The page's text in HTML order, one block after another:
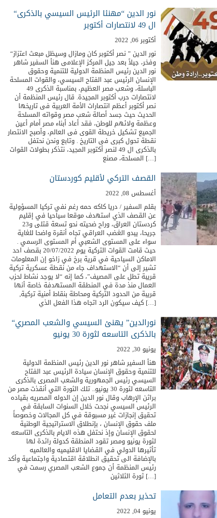
“نور الدين “مهنئا الرئيس السيسي بالذكرى
ال 49 لانتصارات أكتوبر
أكتوبر 06, 2022
“نور الدين ” نصر أكتوبر كان ومازال وسيظل مبعث اعتزاز
وفخر، جيلاً بعد جيل المركز الإعلامى هنأ السفير شاهر
نور الدين رئيس المنظمة الدولية للتنمية وحقوق
الإنسان الرئيس عبد الفتاح السيسي، والقوات المسلحة
الباسلة، وشعب مصر العظيم، بمناسبة الذكرى 49
لانتصارات حرب أكتوبر المجيدة. قال رئيس المنظمة أن
نصر أكتوبر أعظم انتصارات الأمة العربية فى تاريخها
الحديث حيث جسد أصالة شعب مصر وقواته المسلحة
وعظمة ولائهم للوطن، فقد أعاد أبناء مصر أمام أعين
الجميع تشكيل خريطة القوى فى العالم، وأصبح الانتصار
نقطة تحول كبرى فى التاريخ . وتابع ونحن نحتفل
بالذكرى ال 49 لنصر أكتوبر المجيد، نتذكر بطولات القوات
المسلحة، مصنع […]
القصف التركي لأقليم كوردستان
أغسطس 08, 2022
بقلم السفير / دريا كاكه حمه رغم نفي تركيا المسؤولية
عن القصف الذي استهدف موقعا سياحيا في إقليم
كردستان العراق، وراح ضحيته نحو تسعة قتلى و23
جريحا، يبدو الغضب العراقي تجاه أنقرة واضحا للغاية
سواء على المستوى الشعبي أم المستوى الرسمي .
حيث قامت القوات التركية يوم 20/07/2022 بقصف احد
الاماكن السياحية في قرية برخ في زاخو إن المعلومات
تشير إلى أن “الاستهداف جاء من نقطة عسكرية تركية
قريبة تطل على المصيف”، كما إنه “لا يوجد نشاط لحزب
العمال منذ مدة في المنطقة المستهدفة خاصة أنها
قريبة من الحدود التركية ومحاطة بنقاط أمنية تركية,
كيف سيكون الرد اتجاه هذا الفعل الذي […]
“نورالدين” يهنئ السيسي والشعب المصري
بالذكرى التاسعه لثورة 30 يونيو
يونيو 30, 2022
هنأ السفير شاهر نور الدين رئيس المنظمة الدولية
للتنمية وحقوق الإنسان سيادة الرئيس عبد الفتاح
السيسي رئيس الجمهورية والشعب المصرى بالذكرى
التاسعه لثورة 30 يونيو.. تلك الثورة التي أنقذت مصر من
براثن الإرهاب وقال نور الدين إن الدوله المصريه بقياده
الرئيس السيسي نجحت خلال السنوات السابقة في
تحقيق إنجازات غير مسبوقة في كل المجالات وخصوصاً
ملف حقوق الإنسان ، بإنطلاق الاستراتيجية الوطنية
لحقوق الإنسان وإذ نحتفل هذه الايام بالذكرى التاسعه
لثورة يونيو ومصر تقود المنطقة كدولة رائدة لها
تأثيرها الدولي في القضايا الاقليميه والعالميه
بالإضافة الى تحقيق انطلاقة اقتصادية واجتماعية وأكد
رئيس المنظمة أن جموع الشعب المصري رسمت في
ثورة الثلاثين […]
تحذير بعدم التعامل
يونيو 04, 2022